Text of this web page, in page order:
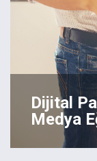
Dijital
Medya